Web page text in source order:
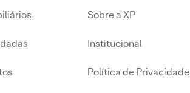
Sobre a XP
Institucional
Política de Privacidade